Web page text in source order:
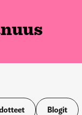
Blogit